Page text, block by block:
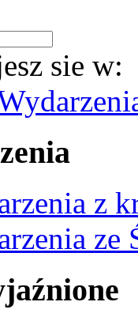
sie w:
z
ze